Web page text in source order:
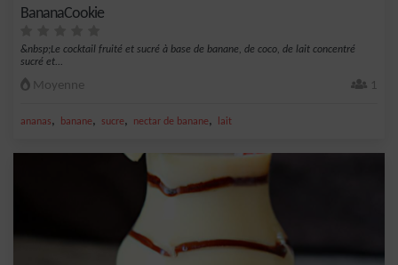
BananaCookie
&nbsp;Le cocktail fruité et sucré à base de banane, de coco, de lait concentré
sucré et...
Moyenne 1
ananas, banane, sucre, nectar de banane, lait